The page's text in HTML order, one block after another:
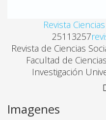
Revista
25113257
Revista de Ciencias
Facultad de
Investigación
Imagenes